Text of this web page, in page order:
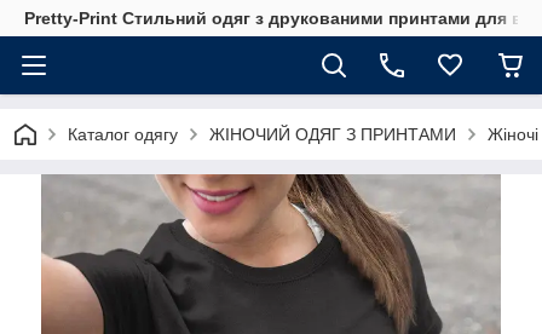
Pretty-Print Стильний одяг з друкованими принтами для
Каталог одягу ЖІНОЧИЙ ОДЯГ З ПРИНТАМИ